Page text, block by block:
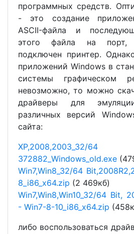
программных средств.
- это создание
ASCII-файла и
этого файла на порт,
подключен принтер.
приложений Windows в
системы графическом
невозможно, то можно
драйверы для
различных версий
сайта:
372882_Windows_old.exe
Win7,Win8_32/64
8_i86_x64.zip (2 469кб)
Win7,Win8,Win10_32/64 Bit,
- Win7-8-10_i86_x64.zip
либо воспользоваться